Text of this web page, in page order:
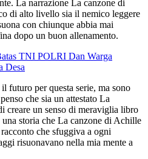
La narrazione La canzone di
di alto livello sia il nemico leggere
con chiunque abbia mai
dopo un buon allenamento.
TNI POLRI Dan Warga
Desa
futuro per questa serie, ma sono
che sia un attestato La
creare un senso di meraviglia libro
storia che La canzone di Achille
che sfuggiva a ogni
risuonavano nella mia mente a